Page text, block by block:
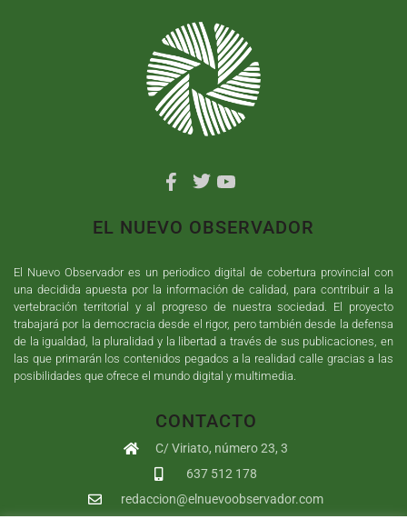
EL NUEVO OBSERVADOR
El Nuevo Observador es un periodico digital de cobertura provincial con
una decidida apuesta por la información de calidad, para contribuir a la
vertebración territorial y al progreso de nuestra sociedad. El proyecto
trabajará por la democracia desde el rigor, pero también desde la defensa
de la igualdad, la pluralidad y la libertad a través de sus publicaciones, en
las que primarán los contenidos pegados a la realidad calle gracias a las
posibilidades que ofrece el mundo digital y multimedia.
CONTACTO
C/ Viriato, número 23, 3
637 512 178
redaccion@elnuevoobservador.com